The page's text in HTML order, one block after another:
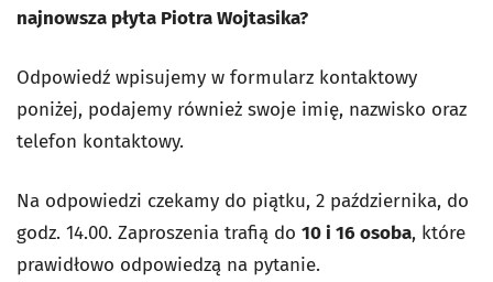
najnowsza płyta Piotra Wojtasika?
Odpowiedź wpisujemy w formularz kontaktowy
poniżej, podajemy również swoje imię, nazwisko oraz
telefon kontaktowy.
Na odpowiedzi czekamy do piątku, 2 października, do
godz. 14.00. Zaproszenia trafią do 10 i 16 osoba, które
prawidłowo odpowiedzą na pytanie.